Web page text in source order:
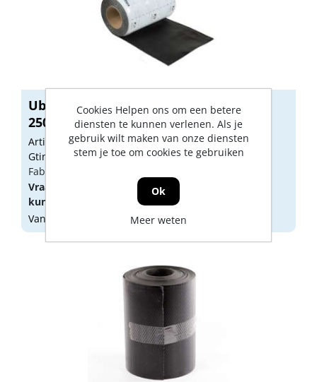
Ubiflex finio loodvervanger zwart
250mmx...
Artikelnummer: 1424311
Gtin: 8713645239897
Fabrikant artikel nummer: 535200
Vraag een
aan oflog in
kunnen zien.
Vandaag besteld, morgen geleverd
Cookies Helpen ons om een betere
diensten te kunnen verlenen. Als je
gebruik wilt maken van onze diensten
stem je toe om cookies te gebruiken
Ok
Meer weten